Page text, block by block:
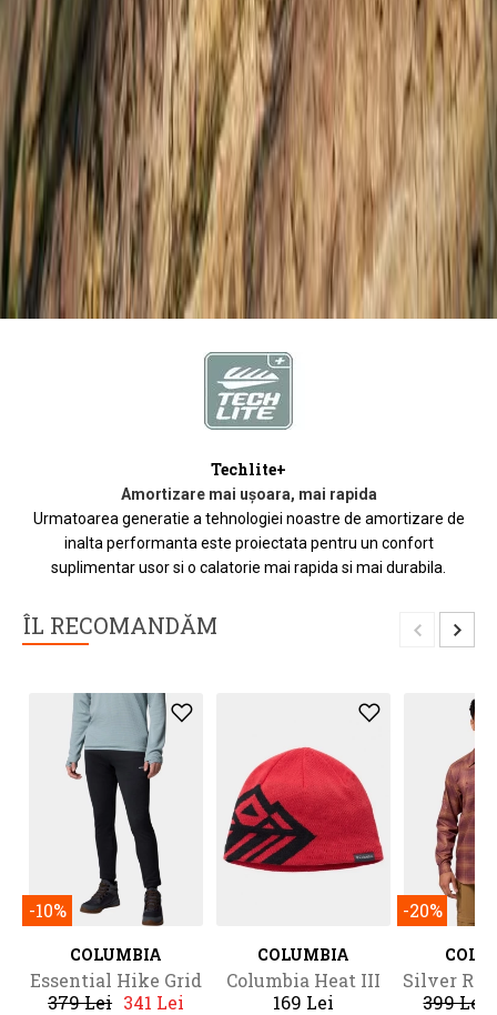
Techlite+
Amortizare mai uşoara, mai rapida
Urmatoarea generatie a tehnologiei noastre de amortizare de
inalta performanta este proiectata pentru un confort
suplimentar usor si o calatorie mai rapida si mai durabila.
ÎL RECOMANDĂM
-10%
COLUMBIA
Essential Hike Grid
Fleece Pant
379 Lei 341 Lei
COLUMBIA
Columbia Heat III
169 Lei
-20%
Silver
Lite
399 Lei